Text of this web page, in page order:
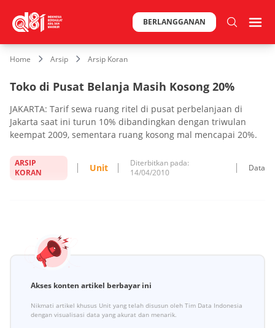
BERLANGGANAN
Home Arsip Arsip Koran
Toko di Pusat Belanja Masih Kosong 20%
JAKARTA: Tarif sewa ruang ritel di pusat perbelanjaan di
Jakarta saat ini turun 10% dibandingkan dengan triwulan
keempat 2009, sementara ruang kosong mal mencapai 20%.
ARSIP
KORAN
Unit
Diterbitkan pada:
14/04/2010
Data
Akses konten artikel berbayar ini
Nikmati artikel khusus Unit yang telah disusun oleh Tim Data Indonesia
dengan visualisasi data yang akurat dan menarik.